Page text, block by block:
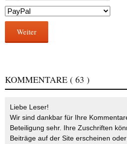
Weiter
KOMMENTARE ( 63 )
Liebe Leser!
Wir sind dankbar für Ihre
Beteiligung sehr. Ihre Zuschriften
Beiträge auf der Site erscheinen